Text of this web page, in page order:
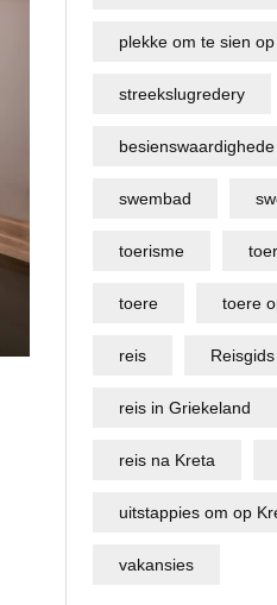
plekke om te sien
streekslugredery
besienswaardighede
swembad
toerisme
toere toere
reis
reis in Griekeland
reis na Kreta
uitstappies om op
vakansies